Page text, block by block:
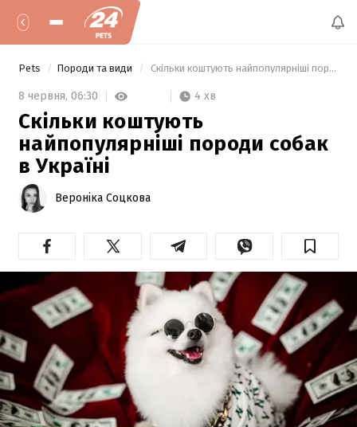
Pets Породи та види Скільки коштують найпопулярніші породи собак в Україні
8 червня, 06:30 4 хв
Скільки коштують
найпопулярніші породи собак
в Україні
Вероніка Соцкова